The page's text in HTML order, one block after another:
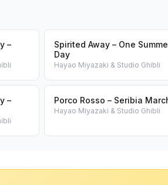
–
Spirited Away – One
Day
Hayao Miyazaki & Studio Ghibli
–
Porco Rosso – Seribia
Hayao Miyazaki & Studio Ghibli